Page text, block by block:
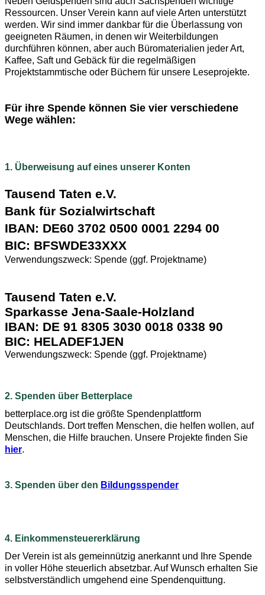
Ressourcen. Unser Verein kann auf viele Arten unterstützt
werden. Wir sind immer dankbar für die Überlassung von
geeigneten Räumen, in denen wir Weiterbildungen
durchführen können, aber auch Büromaterialien jeder Art,
Kaffee, Saft und Gebäck für die regelmäßigen
Projektstammtische oder Büchern für unsere Leseprojekte.
Für ihre Spende können Sie vier verschiedene
Wege wählen:
1. Überweisung auf eines unserer Konten
Tausend Taten e.V.
Bank für Sozialwirtschaft
IBAN: DE60 3702 0500 0001 2294 00
BIC: BFSWDE33XXX
Verwendungszweck: Spende (ggf. Projektname)
Tausend Taten e.V.
Sparkasse Jena-Saale-Holzland
IBAN: DE 91 8305 3030 0018 0338 90
BIC: HELADEF1JEN
Verwendungszweck: Spende (ggf. Projektname)
2. Spenden über Betterplace
betterplace.org ist die größte Spendenplattform
Deutschlands. Dort treffen Menschen, die helfen wollen, auf
Menschen, die Hilfe brauchen. Unsere Projekte finden Sie
hier.
3. Spenden über den Bildungsspender
4. Einkommensteuererklärung
Der Verein ist als gemeinnützig anerkannt und Ihre Spende
in voller Höhe steuerlich absetzbar. Auf Wunsch erhalten Sie
selbstverständlich umgehend eine Spendenquittung.